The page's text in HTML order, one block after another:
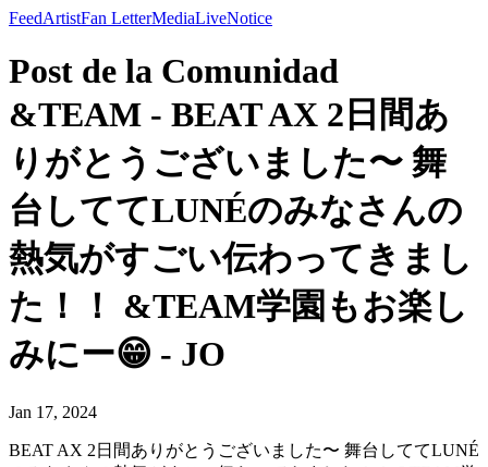
FeedArtistFan LetterMediaLiveNotice
Post de la Comunidad
&TEAM - BEAT AX 2日間あ
りがとうございました〜 舞
台しててLUNÉのみなさんの
熱気がすごい伝わってきまし
た！！ &TEAM学園もお楽し
みにー😁 - JO
Jan 17, 2024
BEAT AX 2日間ありがとうございました〜 舞台しててLUNÉ